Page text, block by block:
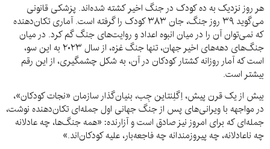
هر روز نزدیک به ده کودک در جنگ اخیر کشته شده‌اند. پزشکی قانونی
می‌گوید ۳۹ روز جنگ، جان ۳۸۳ کودک را گرفته است. آماری تکان‌دهنده
که نمی‌توان آن ‌را در میان انبوه اعداد و روایت‌های جنگ گم کرد. در میان
جنگ‌های دهه‌های اخیر جهان، تنها جنگ غزه، از سال ۲۰۲۳ به این سو،
است که آمار روزانه کشتار کودکان در آن، به شکل چشمگیری، از این رقم
بیشتر است.
بیش از یک قرن پیش، اِگلِنتاین جِب، بنیان‌گذار سازمان «نجات کودکان»،
در مواجهه با ویرانی‌های پس از جنگ جهانی اول جمله‌ای تکان‌دهنده نوشت،
جمله‌ای که برای امروز نیز صادق است و آزارنده: «همه جنگ‌ها، چه عادلانه
چه ناعادلانه، چه پیروزمندانه چه فاجعه‌بار، علیه کودکان‌اند.»